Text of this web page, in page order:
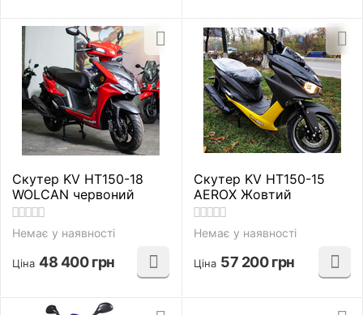
Скутер KV HT150-18
WOLCAN червоний
Немає у наявності
Ціна 48 400 грн
Скутер KV HT150-15
AEROX Жовтий
Немає у наявності
Ціна 57 200 грн